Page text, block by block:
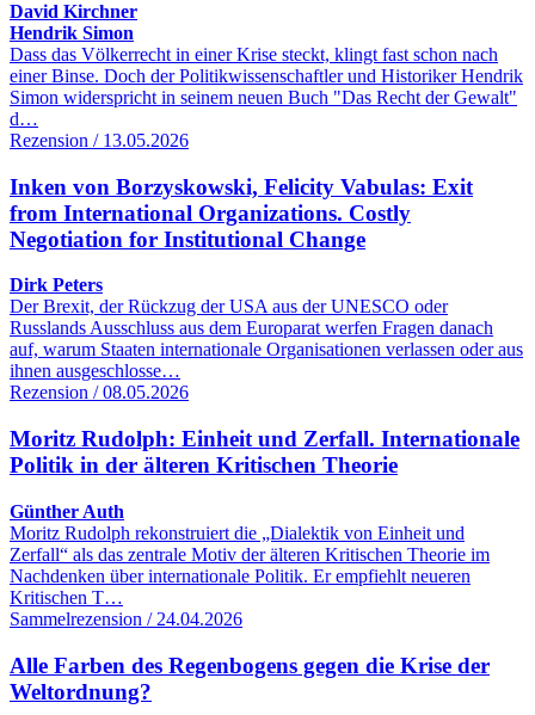
David Kirchner
Hendrik Simon
Dass das Völkerrecht in einer Krise steckt, klingt fast schon nach
einer Binse. Doch der Politikwissenschaftler und Historiker Hendrik
Simon widerspricht in seinem neuen Buch "Das Recht der Gewalt"
d…
Rezension / 13.05.2026
Inken von Borzyskowski, Felicity Vabulas: Exit
from International Organizations. Costly
Negotiation for Institutional Change
Dirk Peters
Der Brexit, der Rückzug der USA aus der UNESCO oder
Russlands Ausschluss aus dem Europarat werfen Fragen danach
auf, warum Staaten internationale Organisationen verlassen oder aus
ihnen ausgeschlosse…
Rezension / 08.05.2026
Moritz Rudolph: Einheit und Zerfall. Internationale
Politik in der älteren Kritischen Theorie
Günther Auth
Moritz Rudolph rekonstruiert die „Dialektik von Einheit und
Zerfall“ als das zentrale Motiv der älteren Kritischen Theorie im
Nachdenken über internationale Politik. Er empfiehlt neueren
Kritischen T…
Sammelrezension / 24.04.2026
Alle Farben des Regenbogens gegen die Krise der
Weltordnung?